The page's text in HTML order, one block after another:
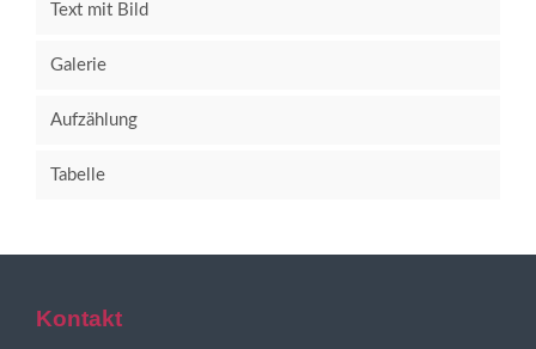
Text mit Bild
Galerie
Aufzählung
Tabelle
Kontakt